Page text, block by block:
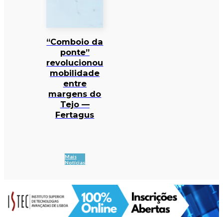
“Comboio da
ponte”
revolucionou
mobilidade
entre
margens do
Tejo —
Fertagus
Mais
Notícias